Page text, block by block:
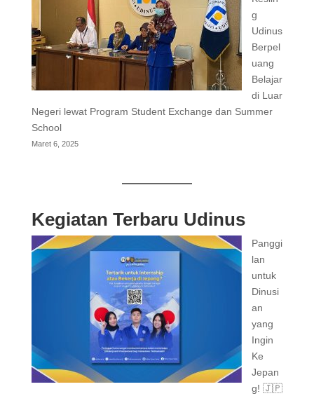
g
Udinus
Berpel
uang
Belajar
di Luar
Negeri lewat Program Student Exchange dan Summer
School
Maret 6, 2025
Kegiatan Terbaru Udinus
Panggi
lan
untuk
Dinusi
an
yang
Ingin
Ke
Jepan
g! 🇯🇵